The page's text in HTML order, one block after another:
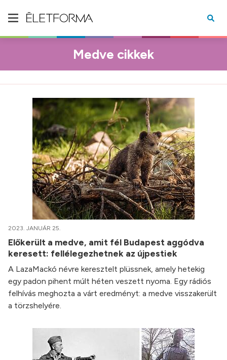
Medve cikkek
2023. JANUÁR 25.
Előkerült a medve, amit fél Budapest aggódva
keresett: fellélegezhetnek az újpestiek
A LazaMackó névre keresztelt plüssnek, amely hetekig
egy padon pihent múlt héten veszett nyoma. Egy rádiós
felhívás meghozta a várt eredményt: a medve visszakerült
a törzshelyére.